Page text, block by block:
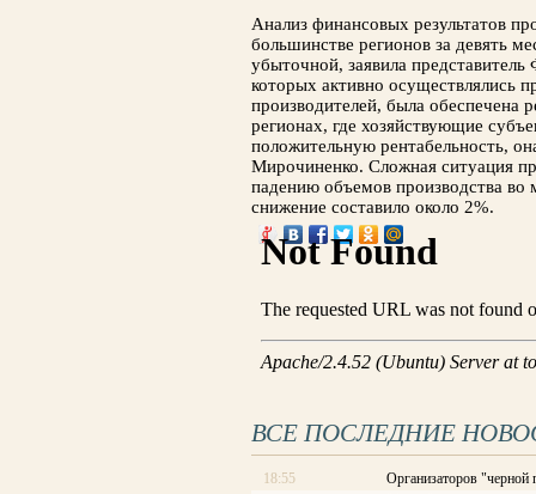
Анализ финансовых результатов
большинстве регионов за девять
убыточной, заявила
которых активно осуществлялись
производителей, была обеспечена
регионах, где хозяйствующие
положительную рентабельность,
Мирочиненко. Сложная ситуация
падению объемов производства во
снижение составило около 2%.
ВСЕ ПОСЛЕДНИЕ
18:55
Организаторов